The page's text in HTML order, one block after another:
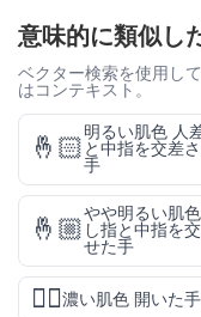
意味的に類似し
ベクター検索を使用し
はコンテキスト。
🤞🏻
明るい肌色 人
と中指を交差
手
🤞🏼
やや明るい肌
し指と中指を
せた手
🖐🏿濃い肌色 開いた手